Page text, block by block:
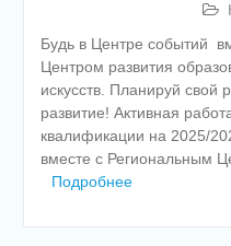
Будь в Центре событий
Центром развития
искусств. Планируй свой
развитие! Активная
квалификации на 2025/
вместе с Региональным
Подробнее